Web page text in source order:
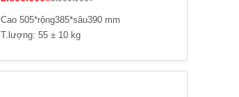
Cao 505*rộng385*sâu390 mm
T.lượng: 55 ± 10 kg